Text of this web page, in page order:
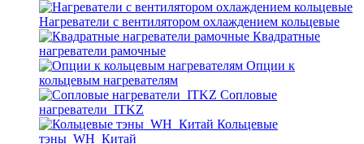
Нагреватели с вентилятором охлаждением кольцевые
Квадратные
нагреватели рамочные
Опции к
кольцевым нагревателям
Cопловые
нагреватели_ITKZ
Кольцевые
тэны_WH_Китай